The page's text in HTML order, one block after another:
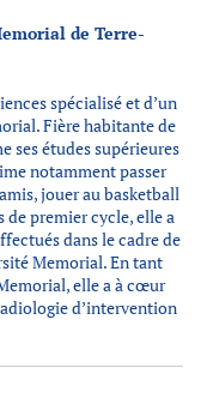
de Terre-
spécialisé et d’un
Fière habitante de
ses études supérieures
notamment passer
jouer au basketball
de premier cycle, elle a
dans le cadre de
Memorial. En tant
elle a à cœur
d’intervention